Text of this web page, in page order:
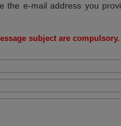
the e-mail address you
subject are compulsory.